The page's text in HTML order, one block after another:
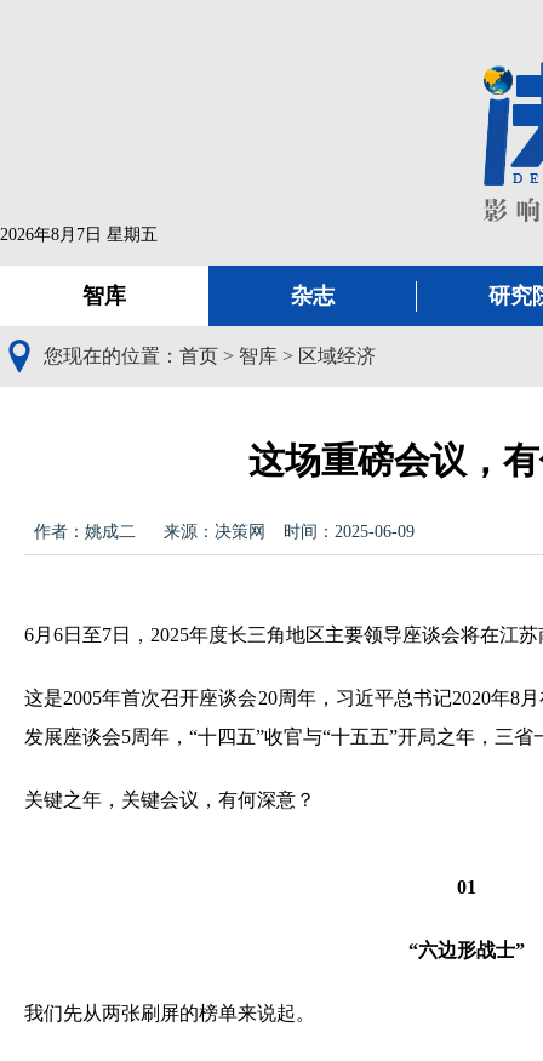
2026年8月7日 星期五
智库 杂志 研究
您现在的位置： 首页 > 智库 > 区域经济
这场重磅会议，
作者：姚成二 来源：决策网 时间：2025-06-09
6月6日至7日，2025年度长三角地区主要领导座谈会将在江
这是2005年首次召开座谈会20周年，习近平总书记2020年8
发展座谈会5周年，“十四五”收官与“十五五”开局之年，三
关键之年，关键会议，有何深意？
01
“六边形战士”
我们先从两张刷屏的榜单来说起。